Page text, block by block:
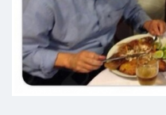
Paciente